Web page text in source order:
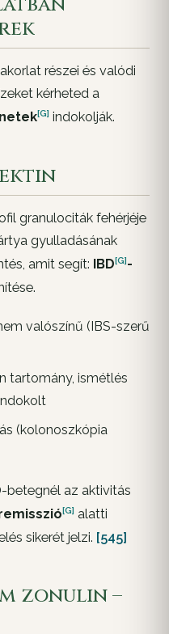
részei és valódi
kérheted a
[G] indokolják.
granulociták fehérjéje
gyulladásának
amit segít:
IBD[G]-
valószínű (IBS-szerű
tartomány, ismétlés
(kolonoszkópia
az aktivitás
[G] alatti
sikerét jelzi. [545]
zonulin –